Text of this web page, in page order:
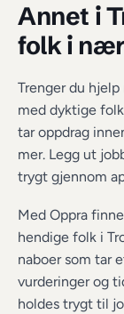
Annet i
folk i
Trenger du
med dyktige
tar oppdrag
mer. Legg ut
trygt gjennom
Med Oppra
hendige folk i
naboer som tar
vurderinger og
holdes trygt til